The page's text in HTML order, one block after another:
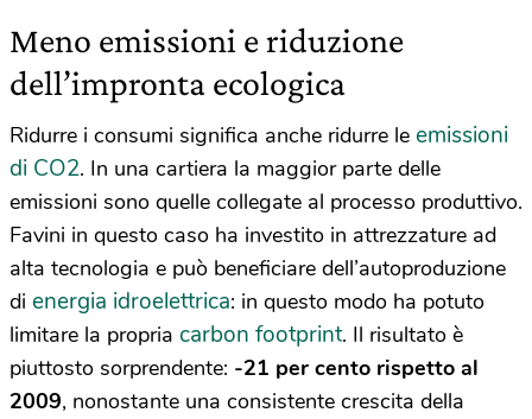
Meno emissioni e riduzione
dell’impronta ecologica
Ridurre i consumi significa anche ridurre le emissioni
di CO2. In una cartiera la maggior parte delle
emissioni sono quelle collegate al processo produttivo.
Favini in questo caso ha investito in attrezzature ad
alta tecnologia e può beneficiare dell’autoproduzione
di energia idroelettrica: in questo modo ha potuto
limitare la propria carbon footprint. Il risultato è
piuttosto sorprendente: -21 per cento rispetto al
2009, nonostante una consistente crescita della